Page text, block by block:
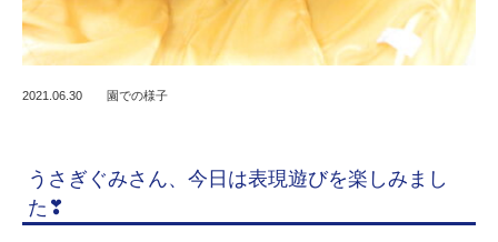
2021.06.30 園での様子
うさぎぐみさん、今日は表現遊びを楽しみまし
た❣